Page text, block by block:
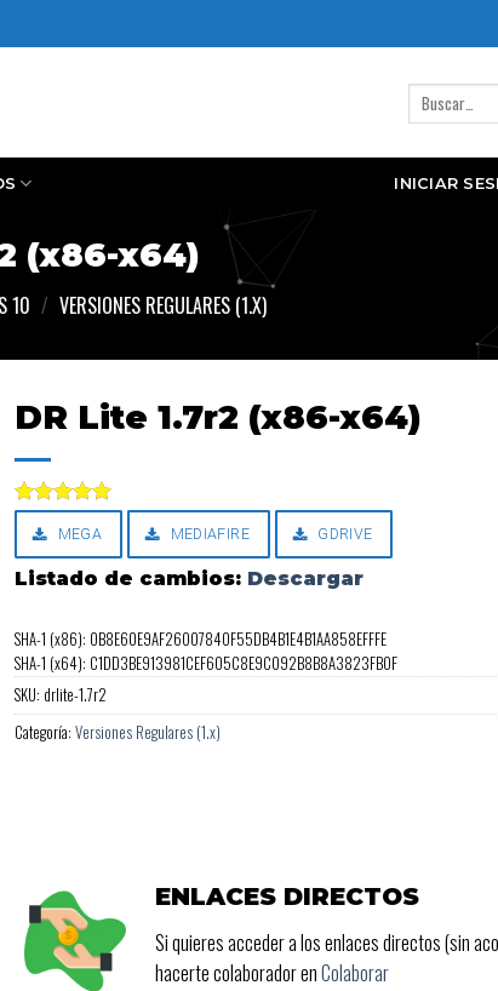
Buscar
por:
INICIAR
(x86-x64)
10 / VERSIONES REGULARES (1.X)
DR Lite 1.7r2 (x86-x64)
con
5.00
de 5
MEGA MEDIAFIRE GDRIVE
Listado de cambios: Descargar
SHA-1 (x86): 0B8E60E9AF26007840F55DB4B1E4B1AA858EFFFE
SHA-1 (x64): C1DD3BE913981CEF605C8E9C092B8B8A3823FB0F
SKU: drlite-1.7r2
Categoría: Versiones Regulares (1.x)
ENLACES DIRECTOS
Si quieres acceder a los enlaces directos (sin
hacerte colaborador enColaborar